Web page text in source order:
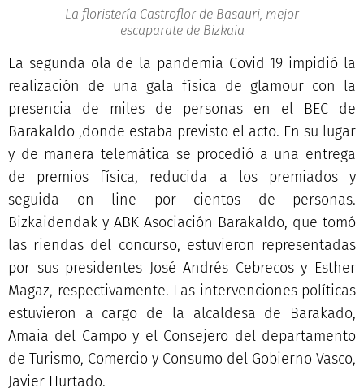
La floristería Castroflor de Basauri, mejor
escaparate de Bizkaia
La segunda ola de la pandemia Covid 19 impidió la
realización de una gala física de glamour con la
presencia de miles de personas en el BEC de
Barakaldo ,donde estaba previsto el acto. En su lugar
y de manera telemática se procedió a una entrega
de premios física, reducida a los premiados y
seguida on line por cientos de personas.
Bizkaidendak y ABK Asociación Barakaldo, que tomó
las riendas del concurso, estuvieron representadas
por sus presidentes José Andrés Cebrecos y Esther
Magaz, respectivamente. Las intervenciones políticas
estuvieron a cargo de la alcaldesa de Barakado,
Amaia del Campo y el Consejero del departamento
de Turismo, Comercio y Consumo del Gobierno Vasco,
Javier Hurtado.